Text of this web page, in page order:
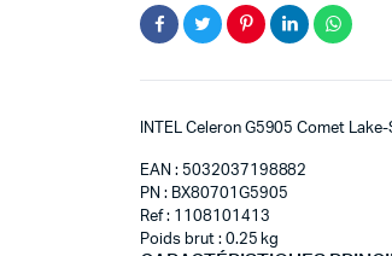
INTEL Celeron G5905 Comet
EAN : 5032037198882
PN : BX80701G5905
Ref : 1108101413
Poids brut : 0.25 kg